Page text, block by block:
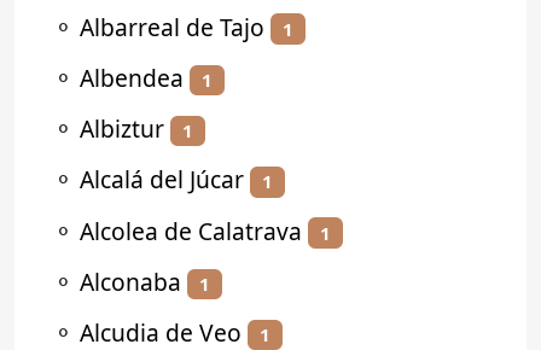
⚬ Albarreal de Tajo 1
⚬ Albendea 1
⚬ Albiztur 1
⚬ Alcalá del Júcar 1
⚬ Alcolea de Calatrava 1
⚬ Alconaba 1
⚬ Alcudia de Veo 1